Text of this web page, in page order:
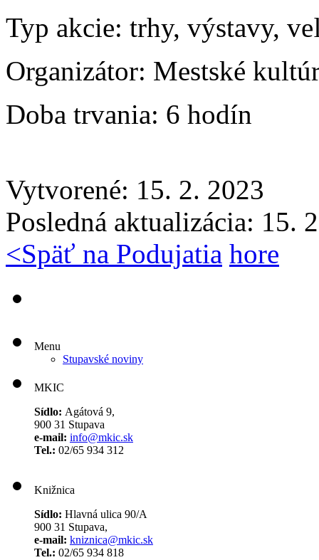
Typ akcie: trhy, výstavy,
Organizátor: Mestské
Doba trvania: 6 hodín
Vytvorené: 15. 2. 2023
Posledná aktualizácia: 15.
<Späť na Podujatia hore
Menu
Stupavské noviny
MKIC
Sídlo: Agátová 9,
900 31 Stupava
e-mail: info@mkic.sk
Tel.: 02/65 934 312
Knižnica
Sídlo: Hlavná ulica 90/A
900 31 Stupava,
e-mail: kniznica@mkic.sk
Tel.: 02/65 934 818